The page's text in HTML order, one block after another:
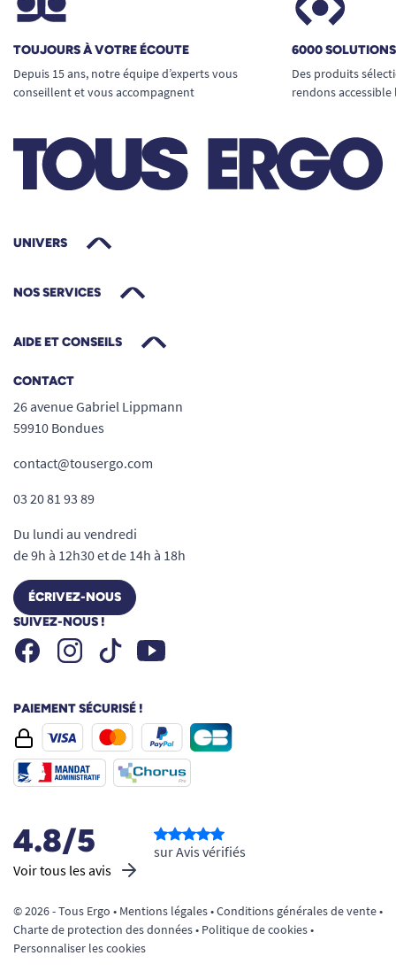
TOUJOURS À VOTRE ÉCOUTE
Depuis 15 ans, notre équipe d’experts vous
conseillent et vous accompagnent
6000
Des produits
rendons
UNIVERS
NOS SERVICES
AIDE ET CONSEILS
CONTACT
26 avenue Gabriel Lippmann
59910 Bondues
contact@tousergo.com
03 20 81 93 89
Du lundi au vendredi
de 9h à 12h30 et de 14h à 18h
ÉCRIVEZ-NOUS
SUIVEZ-NOUS !
FacebookInstagramTiktok Youtube
PAIEMENT SÉCURISÉ !
4.8/5
Voir tous les avis
sur Avis vérifiés
© 2026 - Tous Ergo • Mentions légales•Conditions générales de vente•
Charte de protection des données• Politique de cookies•
Personnaliser les cookies